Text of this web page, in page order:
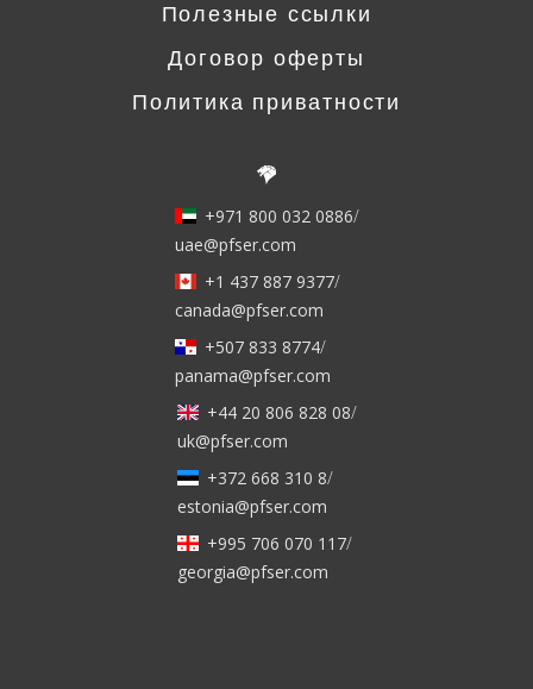
Полезные ссылки
Договор оферты
Политика приватности
+971 800 032 0886/
uae@pfser.com
+1 437 887 9377/
canada@pfser.com
+507 833 8774/
panama@pfser.com
+44 20 806 828 08/
uk@pfser.com
+372 668 310 8/
estonia@pfser.com
+995 706 070 117/
georgia@pfser.com